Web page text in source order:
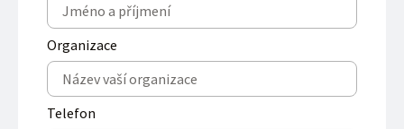
Organizace
Telefon